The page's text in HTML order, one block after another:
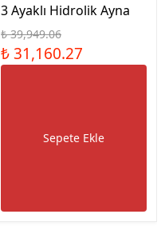
3 Ayaklı Hidrolik Ayna
₺ 39,949.06
₺ 31,160.27
Sepete Ekle